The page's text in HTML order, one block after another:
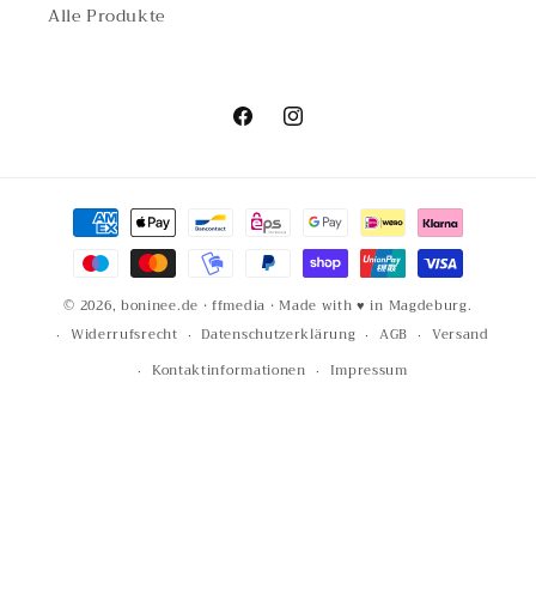
Alle Produkte
FacebookInstagram
Zahlungsmethoden
© 2026, boninee.de ·ffmedia · Made with ♥ in Magdeburg.
Widerrufsrecht
Datenschutzerklärung AGB
Versand
Kontaktinformationen
Impressum